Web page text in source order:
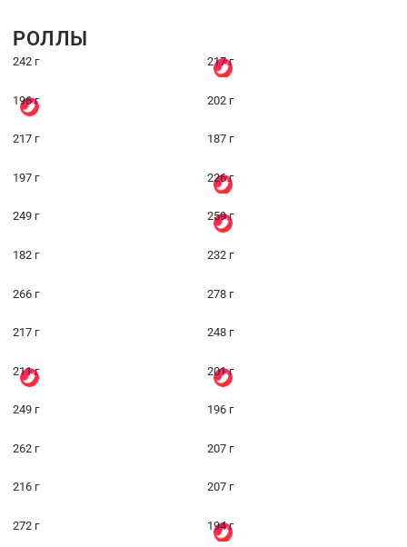
РОЛЛЫ
242 г 217 г
196 г 202 г
217 г 187 г
197 г 226 г
249 г 259 г
182 г 232 г
266 г 278 г
217 г 248 г
211 г 201 г
249 г 196 г
262 г 207 г
216 г 207 г
272 г 194 г